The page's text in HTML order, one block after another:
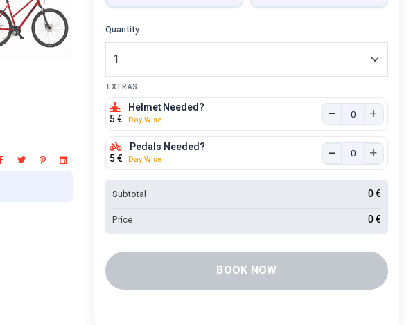
Quantity
EXTRAS
Helmet Needed?
5€ Day Wise
Pedals Needed?
5€ Day Wise
Subtotal 0€
Price 0€
BOOK NOW